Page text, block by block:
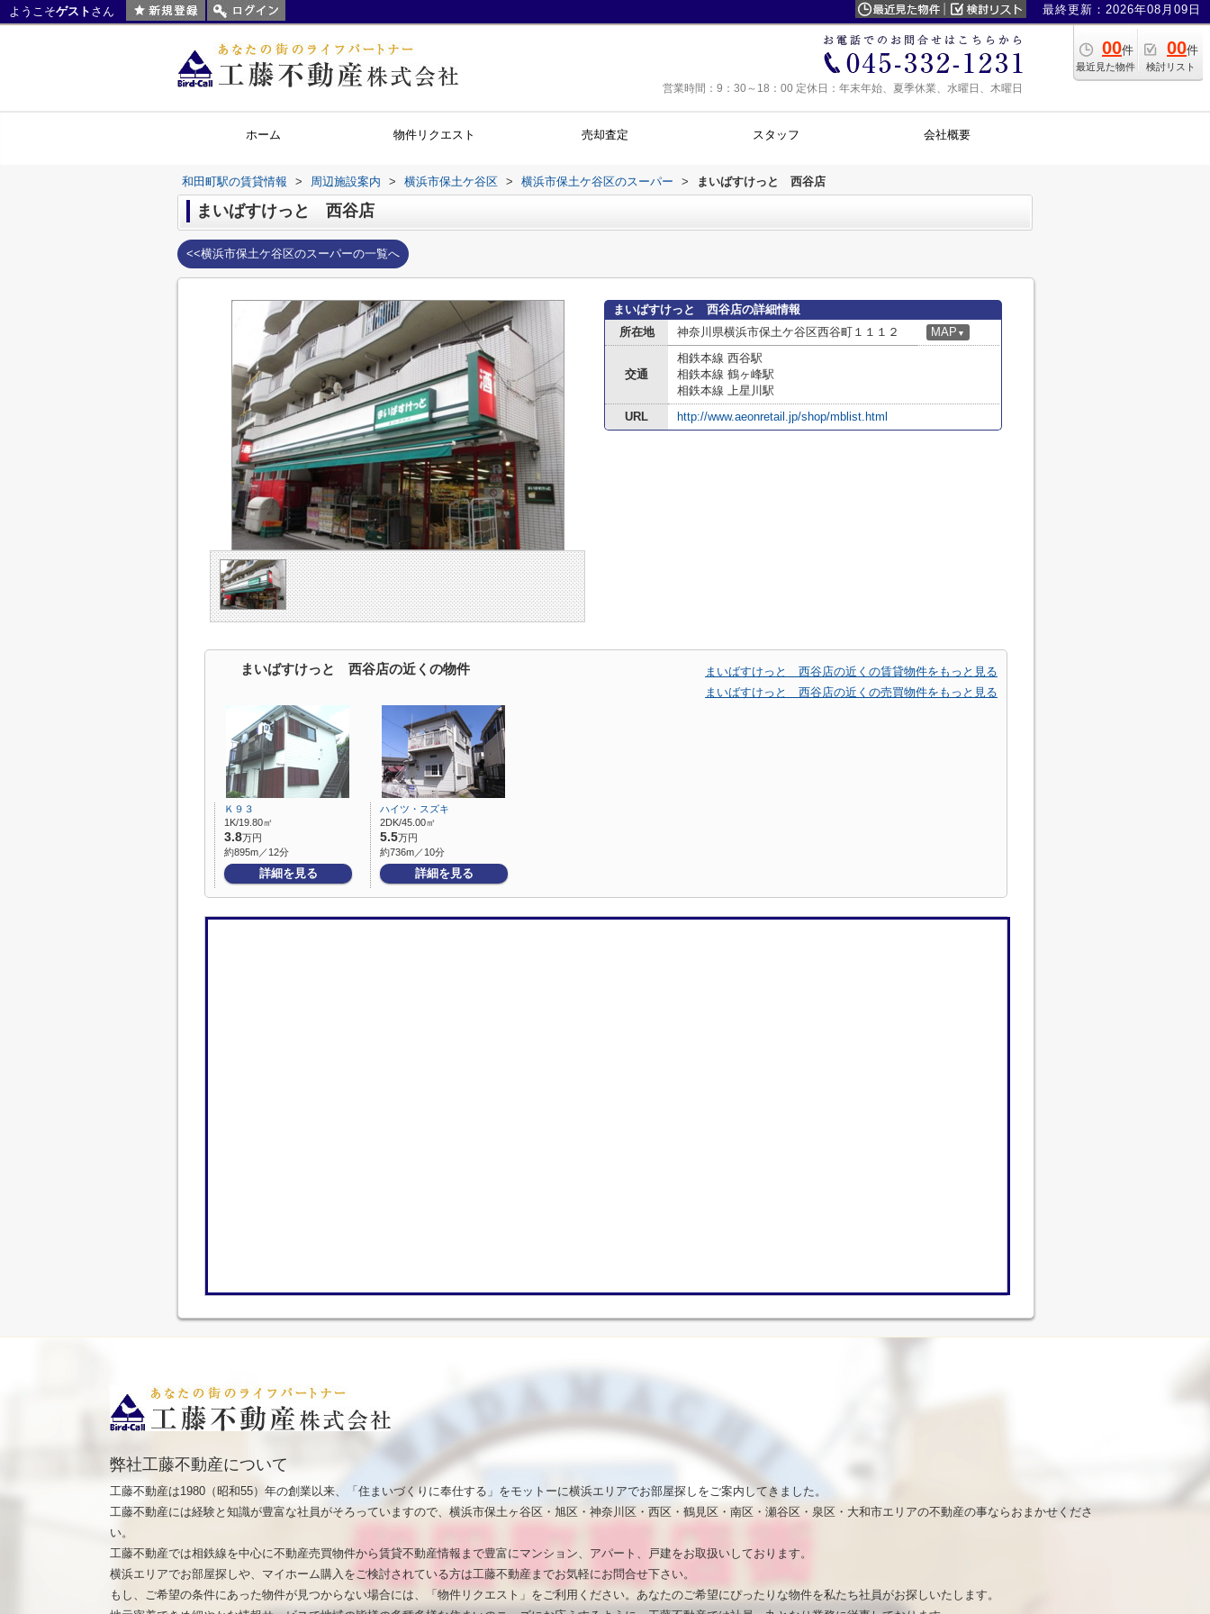
ようこそゲスト さん 最終更新：2026年08月09日
00件
最近見た物件
00件
検討リスト
営業時間：9：30～18：00 定休日：年末年始、夏季休業、水曜日、木曜日
ホーム 物件リクエスト 売却査定 スタッフ 会社概要
和田町駅の賃貸情報 > 周辺施設案内 > 横浜市保土ケ谷区 > 横浜市保土ケ谷区のスーパー > まいばすけっと 西谷店
まいばすけっと 西谷店
<<横浜市保土ケ谷区のスーパーの一覧へ
まいばすけっと 西谷店の詳細情報
所在地
神奈川県横浜市保土ケ谷区西谷町１１１２ MAP ▼
交通
相鉄本線 西谷駅
相鉄本線 鶴ヶ峰駅
相鉄本線 上星川駅
URL
http://www.aeonretail.jp/shop/mblist.html
まいばすけっと 西谷店の近くの物件
まいばすけっと 西谷店の近くの賃貸物件をもっと見る
まいばすけっと 西谷店の近くの売買物件をもっと見る
Ｋ９３
1K/19.80㎡
3.8万円
約895m／12分
詳細を見る
ハイツ・スズキ
2DK/45.00㎡
5.5万円
約736m／10分
詳細を見る
弊社工藤不動産について
工藤不動産は1980（昭和55）年の創業以来、「住まいづくりに奉仕する」をモットーに横浜エリアでお部屋探しをご案内してきました。
工藤不動産には経験と知識が豊富な社員がそろっていますので、横浜市保土ヶ谷区・旭区・神奈川区・西区・鶴見区・南区・瀬谷区・泉区・大和市エリアの不動産の事ならおまかせくださ
い。
工藤不動産では相鉄線を中心に不動産売買物件から賃貸不動産情報まで豊富にマンション、アパート、戸建をお取扱いしております。
横浜エリアでお部屋探しや、マイホーム購入をご検討されている方は工藤不動産までお気軽にお問合せ下さい。
もし、ご希望の条件にあった物件が見つからない場合には、「物件リクエスト」をご利用ください。あなたのご希望にぴったりな物件を私たち社員がお探しいたします。